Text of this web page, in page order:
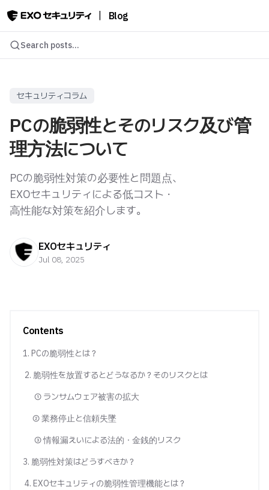
Blog
Search posts...
セキュリティコラム
PCの脆弱性とそのリスク及び管
理方法について
PCの脆弱性対策の必要性と問題点、
EXOセキュリティによる低コスト・
高性能な対策を紹介します。
EXOセキュリティ
Jul 08, 2025
Contents
1. PCの脆弱性とは？
2. 脆弱性を放置するとどうなるか？そのリスクとは
① ランサムウェア被害の拡大
② 業務停止と信頼失墜
③ 情報漏えいによる法的・金銭的リスク
3. 脆弱性対策はどうすべきか？
4. EXOセキュリティの脆弱性管理機能とは？